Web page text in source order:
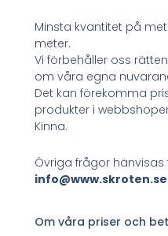
Minsta kvantitet på
meter.
Vi förbehåller oss
om våra egna
Det kan förekomma
produkter i
Kinna.
Övriga frågor hänvisas
info@www.skroten.se
Om våra priser och